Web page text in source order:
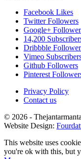
Facebook Likes
Twitter Followers
Google+
14,200
Dribbble
Vimeo
Github Followers
Pinterest
Privacy Policy
Contact us
© 2026 -
Website Design:
This website uses
you're ok with this, but